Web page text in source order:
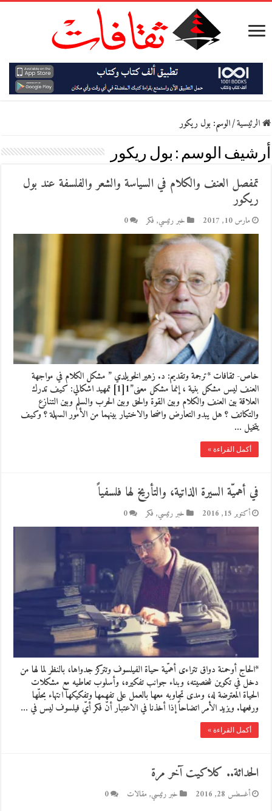
الرئيسية/الوسم:بول ريكور
أرشيف الوسم : بول ريكور
تمفصل العنف والكلام في السياسة والشعر والفلسفة عند بول
ريكور
مارس 10, 2017 خبر رئيسي, فكر 0
خاص- ثقافات *ترجمة وتقديم: د. زهير الخويلدي ” مشكل الكلام في مواجهة
العنف ليس مشكل بنية ، إنما مشكل معنى”1[1] تمهيد اشكالي: كيف تدرك
العلاقة بين العنف والكلام وبين القوة والحق وبين الحرب والسلم وبين التنازع
والتكاتف ؟ هل يبدو التعارض واضحا والاختيار بينهما من الأمور السهلة ؟ وكيف
يتخيل …
أكمل القراءة »
في أهميّة السيرة الذاتية، والتأريخ لها فلسفياً
أكتوبر 15, 2016 خبر رئيسي, فكر 0
*الحاج أوحمنة دواق تتراءى أهمّية حياة الفيلسوف وتتركز جدواها، بالنظر لما لها من
دخل في تكوين شخصيته، وبناء جوانب تفكيره، وأسلوب تعاطيه مع مشكلات
الحياة المعترضة له، ومدى تجاوبه معها بالعمل على تفهمها وتفكيكها انتهاء بحلّها
ورفعها. ويزيد الأمر اتضاحاً إذا أخذنا في الاعتبار أنّ فكر أيّ فيلسوف ليس في …
أكمل القراءة »
الحداثة.. كلاكيت آخر مرة
أغسطس 28, 2016 خبر رئيسي, مقالات 0